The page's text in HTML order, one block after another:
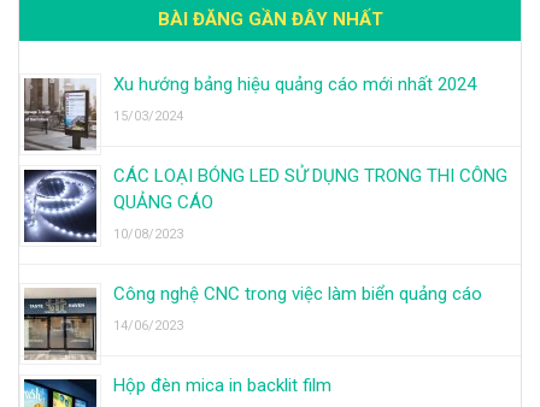
BÀI ĐĂNG GẦN ĐÂY NHẤT
Xu hướng bảng hiệu quảng cáo mới nhất 2024
15/03/2024
CÁC LOẠI BÓNG LED SỬ DỤNG TRONG THI CÔNG
QUẢNG CÁO
10/08/2023
Công nghệ CNC trong việc làm biển quảng cáo
14/06/2023
Hộp đèn mica in backlit film